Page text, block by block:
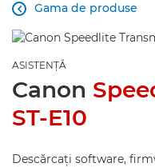
Gama de produse

ASISTENŢĂ
Canon
ST-E10
Descărcaţi software,